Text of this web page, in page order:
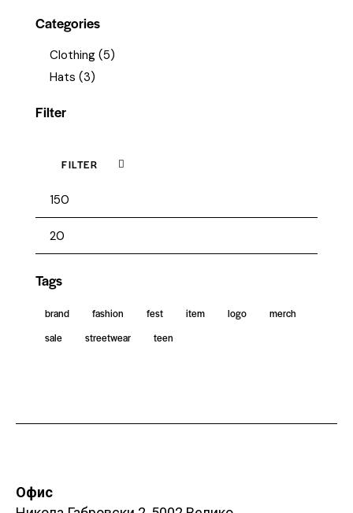
Categories
Clothing (5)
Hats (3)
Filter
FILTER
Tags
brand fashion fest item logo
merch
sale
streetwear teen
Офис